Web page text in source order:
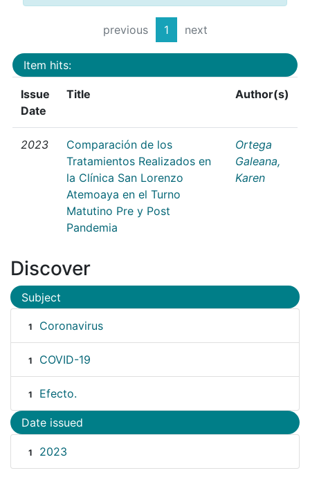
previous 1 next
Item hits:
Issue
Date
Title Author(s)
2023
Comparación de los
Tratamientos Realizados en
la Clínica San Lorenzo
Atemoaya en el Turno
Matutino Pre y Post
Pandemia
Ortega
Galeana,
Karen
Discover
Subject
1 Coronavirus
1 COVID-19
1 Efecto.
Date issued
1 2023